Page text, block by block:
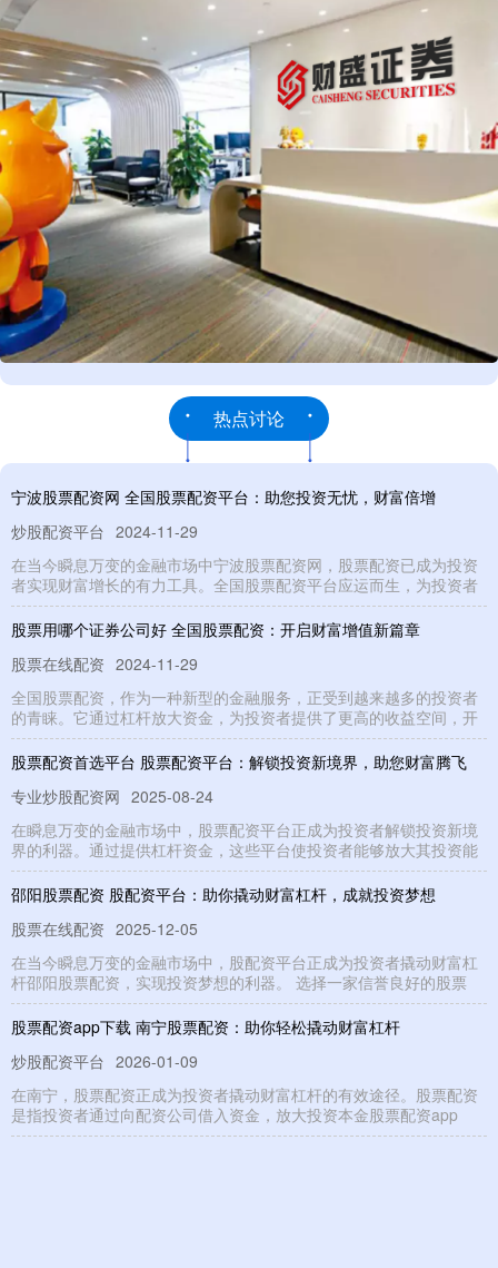
热点讨论
宁波股票配资网 全国股票配资平台：助您投资无忧，财富倍增
炒股配资平台 2024-11-29
在当今瞬息万变的金融市场中宁波股票配资网，股票配资已成为投资
者实现财富增长的有力工具。全国股票配资平台应运而生，为投资者
股票用哪个证券公司好 全国股票配资：开启财富增值新篇章
股票在线配资 2024-11-29
全国股票配资，作为一种新型的金融服务，正受到越来越多的投资者
的青睐。它通过杠杆放大资金，为投资者提供了更高的收益空间，开
股票配资首选平台 股票配资平台：解锁投资新境界，助您财富腾飞
专业炒股配资网 2025-08-24
在瞬息万变的金融市场中，股票配资平台正成为投资者解锁投资新境
界的利器。通过提供杠杆资金，这些平台使投资者能够放大其投资能
邵阳股票配资 股配资平台：助你撬动财富杠杆，成就投资梦想
股票在线配资 2025-12-05
在当今瞬息万变的金融市场中，股配资平台正成为投资者撬动财富杠
杆邵阳股票配资，实现投资梦想的利器。 选择一家信誉良好的股票
股票配资app下载 南宁股票配资：助你轻松撬动财富杠杆
炒股配资平台 2026-01-09
在南宁，股票配资正成为投资者撬动财富杠杆的有效途径。股票配资
是指投资者通过向配资公司借入资金，放大投资本金股票配资app